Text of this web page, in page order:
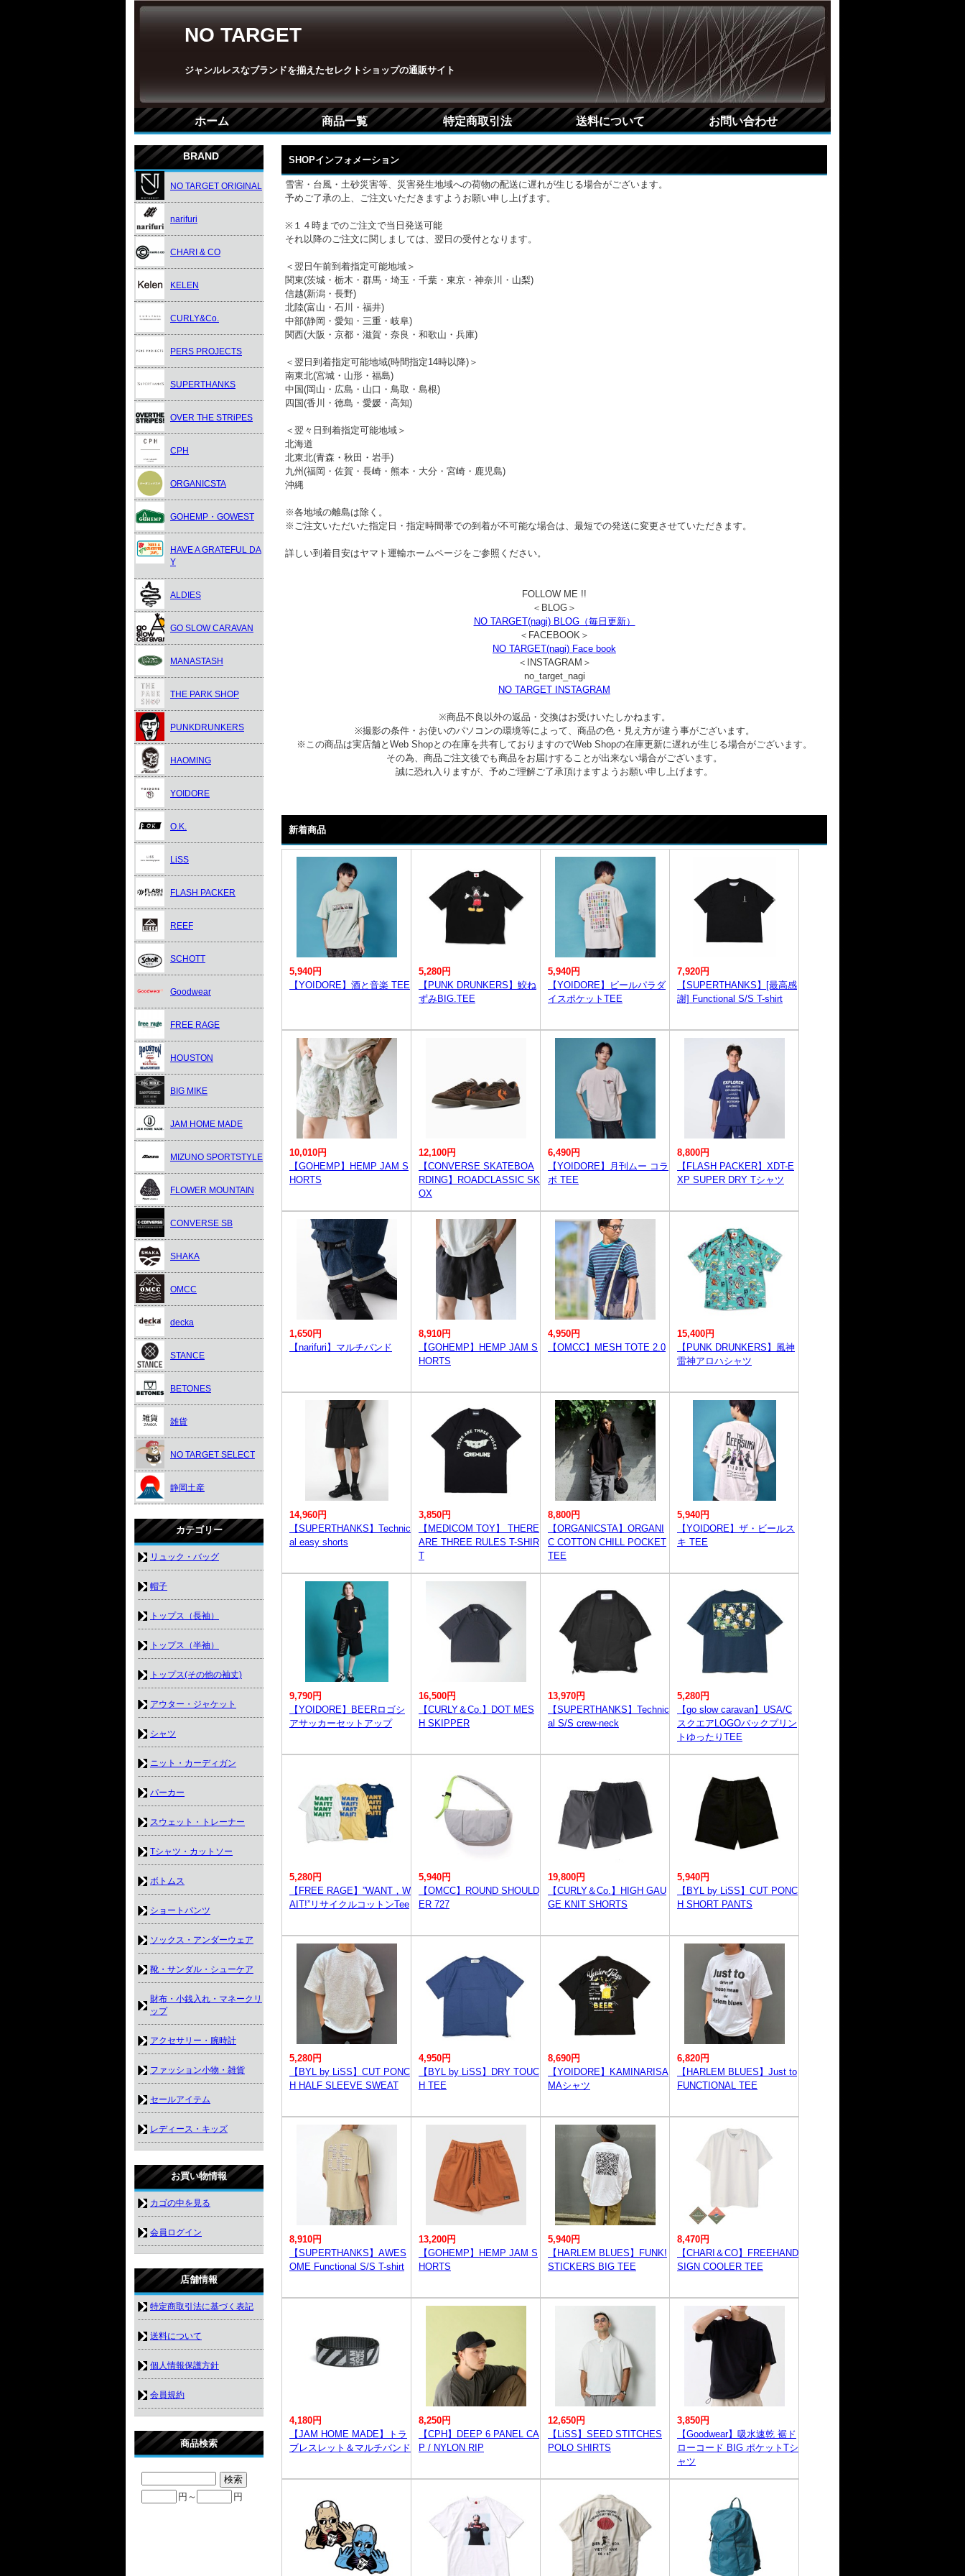
NO TARGET
ジャンルレスなブランドを揃えたセレクトショップの通販サイト
ホーム 商品一覧 特定商取引法 送料について お問い合わせ
SHOPインフォメーション
雪害・台風・土砂災害等、災害発生地域への荷物の配送に遅れが生じる場合がございます。
予めご了承の上、ご注文いただきますようお願い申し上げます。
※１４時までのご注文で当日発送可能
それ以降のご注文に関しましては、翌日の受付となります。
＜翌日午前到着指定可能地域＞
関東(茨城・栃木・群馬・埼玉・千葉・東京・神奈川・山梨)
信越(新潟・長野)
北陸(富山・石川・福井)
中部(静岡・愛知・三重・岐阜)
関西(大阪・京都・滋賀・奈良・和歌山・兵庫)
＜翌日到着指定可能地域(時間指定14時以降)＞
南東北(宮城・山形・福島)
中国(岡山・広島・山口・鳥取・島根)
四国(香川・徳島・愛媛・高知)
＜翌々日到着指定可能地域＞
北海道
北東北(青森・秋田・岩手)
九州(福岡・佐賀・長崎・熊本・大分・宮崎・鹿児島)
沖縄
※各地域の離島は除く。
※ご注文いただいた指定日・指定時間帯での到着が不可能な場合は、最短での発送に変更させていただきます。
詳しい到着目安はヤマト運輸ホームページをご参照ください。
FOLLOW ME !!
＜BLOG＞
NO TARGET(nagi) BLOG（毎日更新）
＜FACEBOOK＞
NO TARGET(nagi) Face book
＜INSTAGRAM＞
no_target_nagi
NO TARGET INSTAGRAM
※商品不良以外の返品・交換はお受けいたしかねます。
※撮影の条件・お使いのパソコンの環境等によって、商品の色・見え方が違う事がございます。
※この商品は実店舗とWeb Shopとの在庫を共有しておりますのでWeb Shopの在庫更新に遅れが生じる場合がございます。
その為、商品ご注文後でも商品をお届けすることが出来ない場合がございます。
誠に恐れ入りますが、予めご理解ご了承頂けますようお願い申し上げます。
新着商品
5,940円
【YOIDORE】酒と音楽 TEE
5,280円
【PUNK DRUNKERS】鮫ね
ずみBIG.TEE
5,940円
【YOIDORE】ビールパラダ
イスポケットTEE
7,920円
【SUPERTHANKS】[最高感
謝] Functional S/S T-shirt
10,010円
【GOHEMP】HEMP JAM S
HORTS
12,100円
【CONVERSE SKATEBOA
RDING】ROADCLASSIC SK
OX
6,490円
【YOIDORE】月刊ムー コラ
ボ TEE
8,800円
【FLASH PACKER】XDT-E
XP SUPER DRY Tシャツ
1,650円
【narifuri】マルチバンド
8,910円
【GOHEMP】HEMP JAM S
HORTS
4,950円
【OMCC】MESH TOTE 2.0
15,400円
【PUNK DRUNKERS】風神
雷神アロハシャツ
14,960円
【SUPERTHANKS】Technic
al easy shorts
3,850円
【MEDICOM TOY】 THERE
ARE THREE RULES T-SHIR
T
8,800円
【ORGANICSTA】ORGANI
C COTTON CHILL POCKET
TEE
5,940円
【YOIDORE】ザ・ビールス
キ TEE
9,790円
【YOIDORE】BEERロゴシ
アサッカーセットアップ
16,500円
【CURLY＆Co.】DOT MES
H SKIPPER
13,970円
【SUPERTHANKS】Technic
al S/S crew-neck
5,280円
【go slow caravan】USA/C
スクエアLOGOバックプリン
トゆったりTEE
5,280円
【FREE RAGE】”WANT，W
AIT!”リサイクルコットンTee
5,940円
【OMCC】ROUND SHOULD
ER 727
19,800円
【CURLY＆Co.】HIGH GAU
GE KNIT SHORTS
5,940円
【BYL by LiSS】CUT PONC
H SHORT PANTS
5,280円
【BYL by LiSS】CUT PONC
H HALF SLEEVE SWEAT
4,950円
【BYL by LiSS】DRY TOUC
H TEE
8,690円
【YOIDORE】KAMINARISA
MAシャツ
6,820円
【HARLEM BLUES】Just to
FUNCTIONAL TEE
8,910円
【SUPERTHANKS】AWES
OME Functional S/S T-shirt
13,200円
【GOHEMP】HEMP JAM S
HORTS
5,940円
【HARLEM BLUES】FUNK!
STICKERS BIG TEE
8,470円
【CHARI＆CO】FREEHAND
SIGN COOLER TEE
4,180円
【JAM HOME MADE】トラ
ブレスレット＆マルチバンド
8,250円
【CPH】DEEP 6 PANEL CA
P / NYLON RIP
12,650円
【LiSS】SEED STITCHES
POLO SHIRTS
3,850円
【Goodwear】吸水速乾 裾ド
ローコード BIG ポケットTシ
ャツ
BRAND
NO TARGET ORIGINAL
narifuri
CHARI & CO
KELEN
CURLY&Co.
PERS PROJECTS
SUPERTHANKS
OVER THE STRiPES
CPH
ORGANICSTA
GOHEMP・GOWEST
HAVE A GRATEFUL DA
Y
ALDIES
GO SLOW CARAVAN
MANASTASH
THE PARK SHOP
PUNKDRUNKERS
HAOMING
YOIDORE
O.K.
LiSS
FLASH PACKER
REEF
SCHOTT
Goodwear
FREE RAGE
HOUSTON
BIG MIKE
JAM HOME MADE
MIZUNO SPORTSTYLE
FLOWER MOUNTAIN
CONVERSE SB
SHAKA
OMCC
decka
STANCE
BETONES
雑貨
NO TARGET SELECT
静岡土産
カテゴリー
リュック・バッグ
帽子
トップス（長袖）
トップス（半袖）
トップス(その他の袖丈)
アウター・ジャケット
シャツ
ニット・カーディガン
パーカー
スウェット・トレーナー
Tシャツ・カットソー
ボトムス
ショートパンツ
ソックス・アンダーウェア
靴・サンダル・シューケア
財布・小銭入れ・マネークリ
ップ
アクセサリー・腕時計
ファッション小物・雑貨
セールアイテム
レディース・キッズ
お買い物情報
カゴの中を見る
会員ログイン
店舗情報
特定商取引法に基づく表記
送料について
個人情報保護方針
会員規約
商品検索
円～ 円